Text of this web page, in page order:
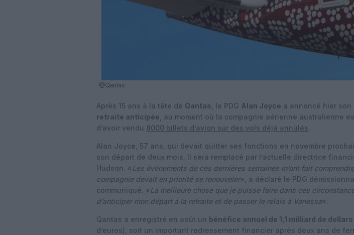
@Qantas
Après 15 ans à la tête de Qantas , le PDG Alan Joyce a annoncé hier son
retraite anticipée , au moment où la compagnie aérienne australienne
d’avoir vendu 8000 billets d’avion sur des vols déjà annulés.
Alan Joyce, 57 ans, qui devait quitter ses fonctions en novembre
son départ de deux mois. Il sera remplacé par l’actuelle directrice
Hudson. « Les événements de ces dernières semaines m’ont fait
compagnie devait en priorité se renouveler», a déclaré le PDG
communiqué. « La meilleure chose que je puisse faire dans ces
d’anticiper mon départ à la retraite et de passer le relais à Vanessa».
Qantas a enregistré en août un bénéfice annuel de 1,1 milliard de dollars
d’euros), soit un important redressement financier après deux ans de